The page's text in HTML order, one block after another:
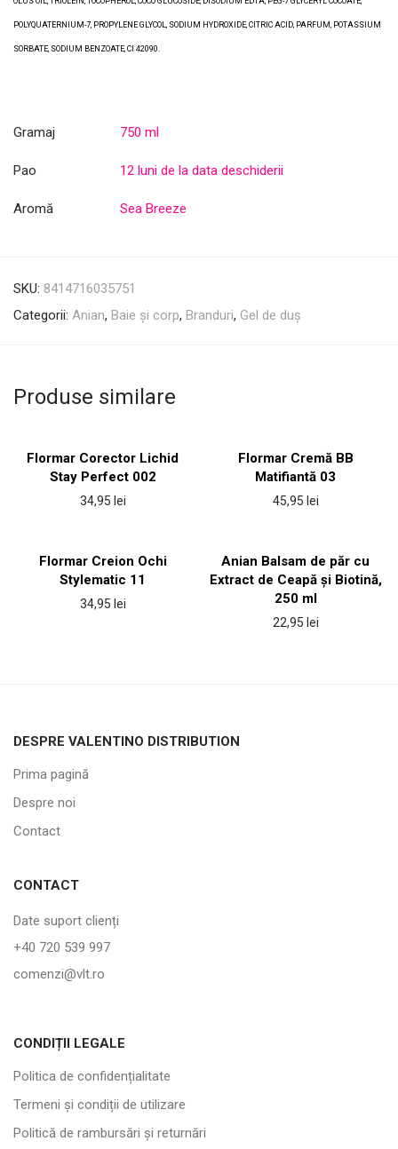
POLYQUATERNIUM-7, PROPYLENE GLYCOL, SODIUM HYDROXIDE, CITRIC ACID, PARFUM, POTASSIUM
SORBATE, SODIUM BENZOATE, CI 42090.
Gramaj 750 ml
Pao 12 luni de la data deschiderii
Aromă Sea Breeze
SKU: 8414716035751
Categorii: Anian, Baie și corp, Branduri, Gel de duș
Produse similare
Flormar Corector Lichid
Stay Perfect 002
34,95 lei
Flormar Cremă BB
Matifiantă 03
45,95 lei
Flormar Creion Ochi
Stylematic 11
34,95 lei
Anian Balsam de păr cu
Extract de Ceapă și Biotină,
250 ml
22,95 lei
DESPRE VALENTINO DISTRIBUTION
Prima pagină
Despre noi
Contact
CONTACT
Date suport clienți
+40 720 539 997
comenzi@vlt.ro
CONDIȚII LEGALE
Politica de confidențialitate
Termeni și condiții de utilizare
Politică de rambursări și returnări